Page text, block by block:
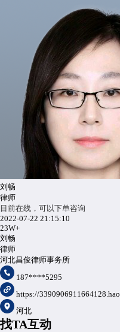
刘畅
律师
目前在线，可以下单咨询
2022-07-22 21:15:10
23W+
刘畅
律师
河北昌俊律师事务所
187****5295
https://
河北
找TA互动